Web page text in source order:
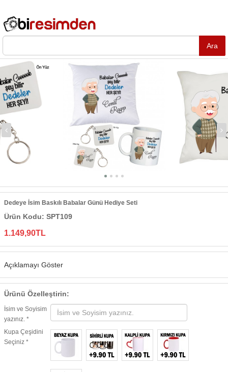
Dedeye İsim Baskılı Babalar Günü Hediye Seti
Ürün Kodu: SPT109
1.149,90TL
Açıklamayı Göster
Ürünü Özelleştirin:
İsim ve Soyisim
yazınız. *
Kupa Çeşidini
Seçiniz *